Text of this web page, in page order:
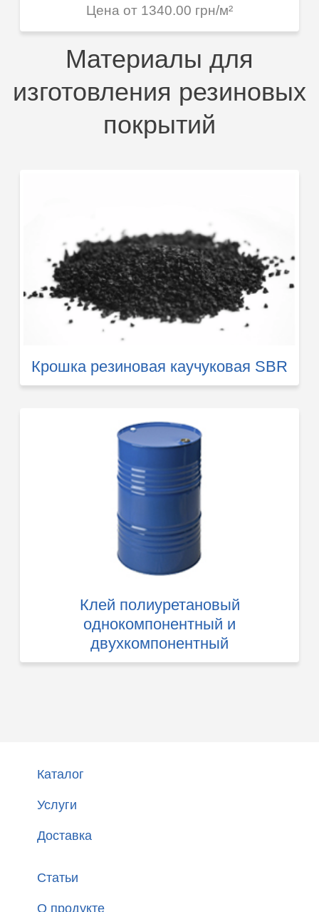
Цена от 1340.00 грн/м²
Материалы для
изготовления резиновых
покрытий
Крошка резиновая каучуковая SBR
Клей полиуретановый
однокомпонентный и
двухкомпонентный
Каталог
Услуги
Доставка
Статьи
О продукте